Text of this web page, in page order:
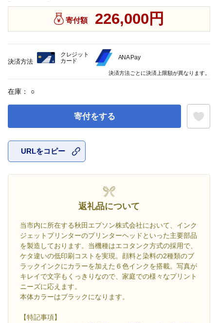
寄付額 226,000円
在庫： ○
寄付をする
URLをコピー
返礼品について
当市内に所在する秋田エプソン株式会社において、インク
ジェットプリンターのプリンターヘッドといった主要部品
を製造しております。当機種はエコタンク方式の採用で、
ケタ違いの低印刷コストを実現。顔料と染料の2種類のブ
ラックインクにカラーを加えた６色インクを搭載。写真が
キレイで文字もくっきりなので、家庭での様々なプリント
ニーズに応えます。
本体カラーはブラックになります。
【特記事項】
決済方法
クレジット
カード
ANA Pay
決済方法ごとに決済上限額が異なります。